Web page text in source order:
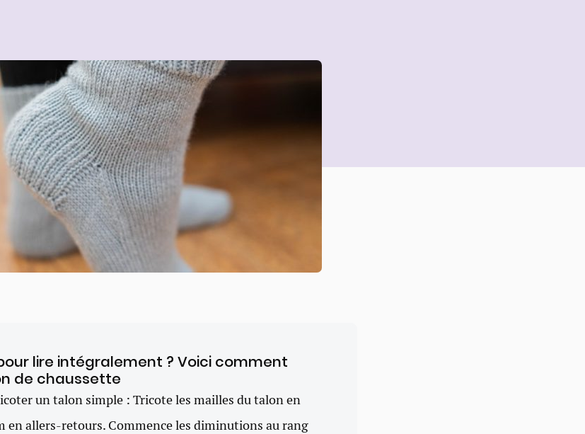
lire intégralement ? Voici comment
de chaussette
un talon simple : Tricote les mailles du talon en
en allers-retours. Commence les diminutions au rang